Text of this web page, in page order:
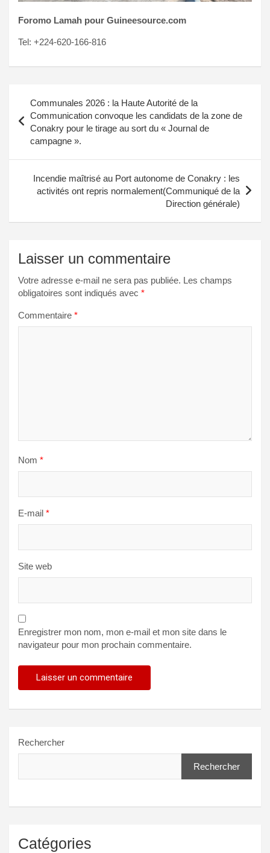
Foromo Lamah pour Guineesource.com
Tel: +224-620-166-816
de
l’article
Communales 2026 : la Haute Autorité de la
Communication convoque les candidats de la zone de
Conakry pour le tirage au sort du « Journal de
campagne ».
Incendie maîtrisé au Port autonome de Conakry : les
activités ont repris normalement(Communiqué de la
Direction générale)
Laisser un commentaire
Votre adresse e-mail ne sera pas publiée. Les champs
obligatoires sont indiqués avec *
Commentaire *
Nom *
E-mail *
Site web
Enregistrer mon nom, mon e-mail et mon site dans le
navigateur pour mon prochain commentaire.
Rechercher
Rechercher
Catégories